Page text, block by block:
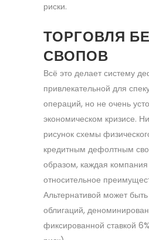
риски.
ТОРГОВЛЯ
СВОПОВ
Всё это делает систему
привлекательной для
операций, но не очень
экономическом кризисе.
рисунок схемы
кредитным дефолтным
образом, каждая
относительное
Альтернативой может
облигаций,
фиксированной ставкой